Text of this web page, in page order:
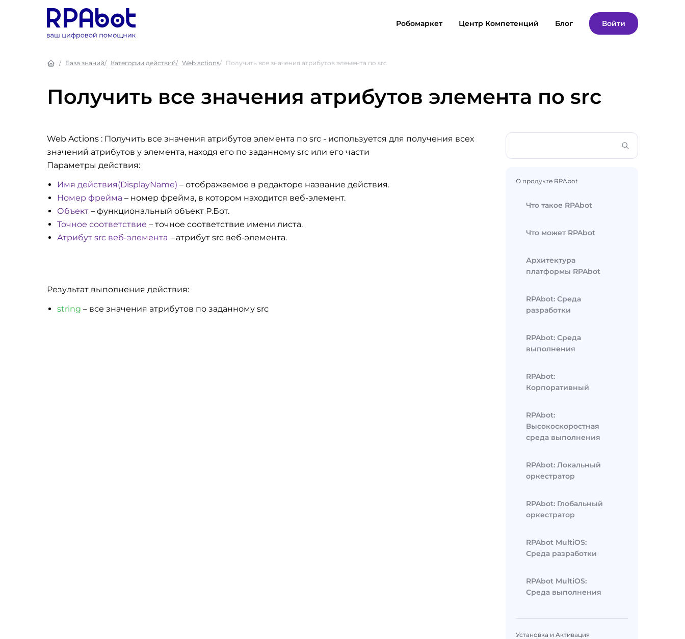
Робомаркет Центр Компетенций Блог Войти
База знаний Категории действий Web actions Получить все значения атрибутов элемента по src
Получить все значения атрибутов элемента по src
Web Actions : Получить все значения атрибутов элемента по src - используется для получения всех
значений атрибутов у элемента, находя его по заданному src или его части
Параметры действия:
Имя действия(DisplayName) – отображаемое в редакторе название действия.
Номер фрейма – номер фрейма, в котором находится веб-элемент.
Объект – функциональный объект Р.Бот.
Точное соответствие – точное соответствие имени листа.
Атрибут src веб-элемента – атрибут src веб-элемента.
Результат выполнения действия:
string – все значения атрибутов по заданному src
О продукте RPAbot
Что такое RPAbot
Что может RPAbot
Архитектура
платформы RPAbot
RPAbot: Среда
разработки
RPAbot: Среда
выполнения
RPAbot:
Корпоративный
RPAbot:
Высокоскоростная
среда выполнения
RPAbot: Локальный
оркестратор
RPAbot: Глобальный
оркестратор
RPAbot MultiOS:
Среда разработки
RPAbot MultiOS:
Среда выполнения
Установка и Активация